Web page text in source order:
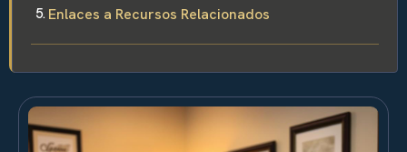
Enlaces a Recursos Relacionados